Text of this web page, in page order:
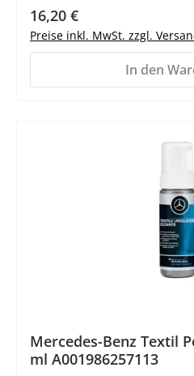
Regulärer Preis:
16,20 €
Preise inkl. MwSt. zzgl.
In den
Mercedes-Benz Textil
ml A001986257113